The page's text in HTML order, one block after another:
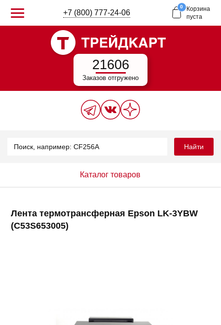
+7 (800) 777-24-06
0
Корзина
пуста
21606
Заказов отгружено
Найти
Каталог товаров
Лента термотрансферная Epson LK-3YBW
(C53S653005)